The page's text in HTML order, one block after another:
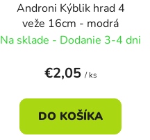
Androni Kýblik hrad 4
veže 16cm - modrá
Na sklade - Dodanie 3-4 dni
€2,05 / ks
DO KOŠÍKA